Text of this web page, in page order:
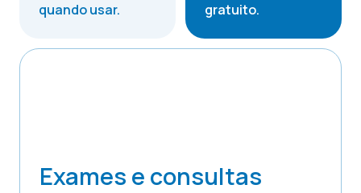
quando usar.
Exames e consultas
gratuito.